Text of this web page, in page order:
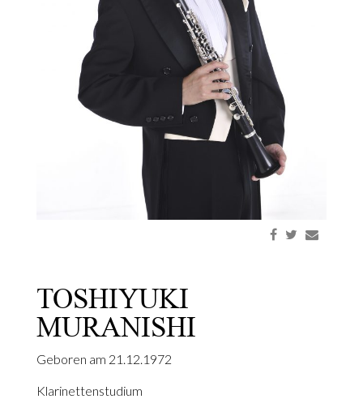
TOSHIYUKI
MURANISHI
Geboren am 21.12.1972
Klarinettenstudium